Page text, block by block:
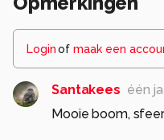
Loginof maak een
Santakees één
Mooie boom,